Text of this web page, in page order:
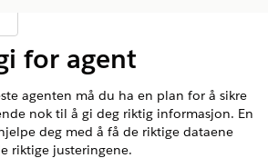
for agent
agenten må du ha en plan for å sikre
nok til å gi deg riktig informasjon. En
deg med å få de riktige dataene
riktige justeringene.